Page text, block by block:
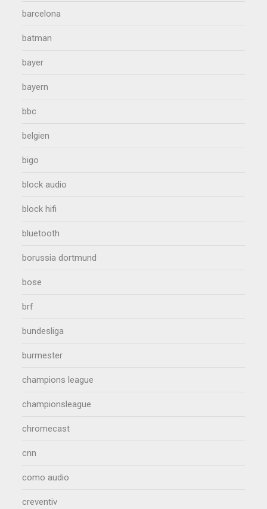
barcelona
batman
bayer
bayern
bbc
belgien
bigo
block audio
block hifi
bluetooth
borussia dortmund
bose
brf
bundesliga
burmester
champions league
championsleague
chromecast
cnn
como audio
creventiv